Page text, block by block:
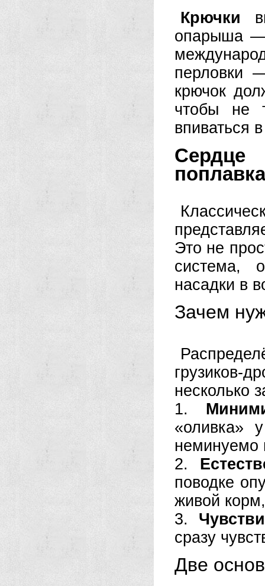
Крючки
опарыша —
перловки
крючок
чтобы не
впиваться
Сердце
поплавка
Это не
система,
насадки в
Зачем
грузиков-
несколько
1.
«оливка»
неминуемо
2.
поводке
живой
3.
сразу
Две